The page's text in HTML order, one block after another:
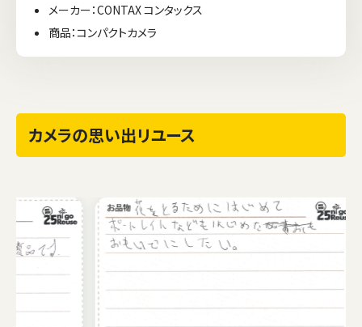
メーカー：CONTAX コンタックス
商品：コンパクトカメラ
カメラの思い出リユース